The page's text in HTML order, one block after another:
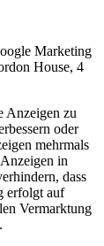
Marketing
House, 4
Anzeigen zu
oder
mehrmals
in
dass
erfolgt auf
Vermarktung